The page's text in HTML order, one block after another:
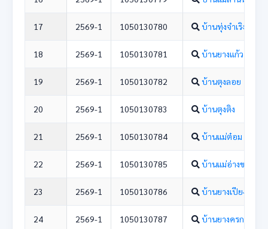
17 2569-1 1050130780 บ้านทุ่งจำเริง
18 2569-1 1050130781 บ้านยางแก้ว
19 2569-1 1050130782 บ้านตุงลอย
20 2569-1 1050130783 บ้านตุงติง
21 2569-1 1050130784 บ้านแม่ต๋อม
22 2569-1 1050130785 บ้านแม่อ่างขาง
23 2569-1 1050130786 บ้านยางเปียง
24 2569-1 1050130787 บ้านยางครก